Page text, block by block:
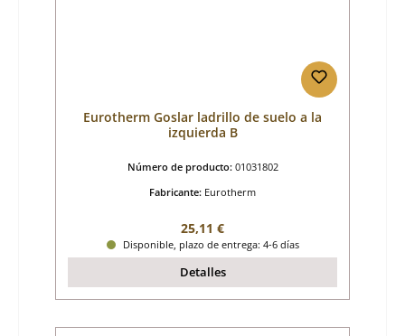
Eurotherm Goslar ladrillo de suelo a la
izquierda B
Número de producto: 01031802
Fabricante: Eurotherm
Precio normal:
25,11 €
Disponible, plazo de entrega: 4-6 días
Detalles